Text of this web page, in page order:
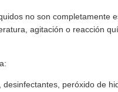
no son completamente
agitación o reacción
peróxido de